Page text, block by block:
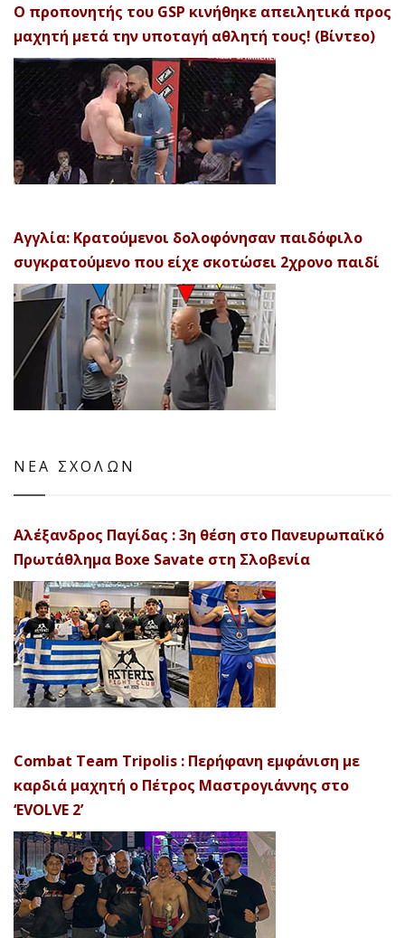
Ο προπονητής του GSP κινήθηκε απειλητικά προς
μαχητή μετά την υποταγή αθλητή τους! (Βίντεο)
Αγγλία: Κρατούμενοι δολοφόνησαν παιδόφιλο
συγκρατούμενο που είχε σκοτώσει 2χρονο παιδί
ΝΕΑ ΣΧΟΛΩΝ
Αλέξανδρος Παγίδας : 3η θέση στο Πανευρωπαϊκό
Πρωτάθλημα Boxe Savate στη Σλοβενία
Combat Team Tripolis : Περήφανη εμφάνιση με
καρδιά μαχητή ο Πέτρος Μαστρογιάννης στο
‘EVOLVE 2’